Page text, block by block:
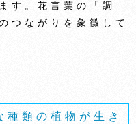
す。花言葉の「調
つながりを象徴して
種類の植物が生き